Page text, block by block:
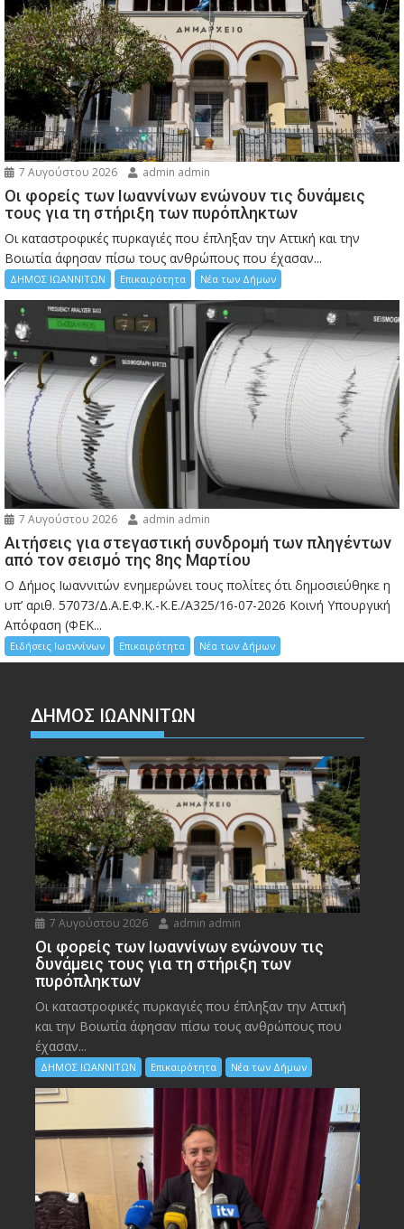
7 Αυγούστου 2026 admin admin
Οι φορείς των Ιωαννίνων ενώνουν τις δυνάμεις
τους για τη στήριξη των πυρόπληκτων
Οι καταστροφικές πυρκαγιές που έπληξαν την Αττική και την
Bοιωτία άφησαν πίσω τους ανθρώπους που έχασαν...
ΔΗΜΟΣ ΙΩΑΝΝΙΤΩΝ Επικαιρότητα Νέα των Δήμων
7 Αυγούστου 2026 admin admin
Αιτήσεις για στεγαστική συνδρομή των πληγέντων
από τον σεισμό της 8ης Μαρτίου
Ο Δήμος Ιωαννιτών ενημερώνει τους πολίτες ότι δημοσιεύθηκε η
υπ’ αριθ. 57073/Δ.Α.Ε.Φ.Κ.-Κ.Ε./Α325/16-07-2026 Κοινή Υπουργική
Απόφαση (ΦΕΚ...
Ειδήσεις Ιωαννίνων Επικαιρότητα Νέα των Δήμων
ΔΗΜΟΣ ΙΩΑΝΝΙΤΩΝ
7 Αυγούστου 2026 admin admin
Οι φορείς των Ιωαννίνων ενώνουν τις
δυνάμεις τους για τη στήριξη των
πυρόπληκτων
Οι καταστροφικές πυρκαγιές που έπληξαν την Αττική
και την Bοιωτία άφησαν πίσω τους ανθρώπους που
έχασαν...
ΔΗΜΟΣ ΙΩΑΝΝΙΤΩΝ Επικαιρότητα Νέα των Δήμων